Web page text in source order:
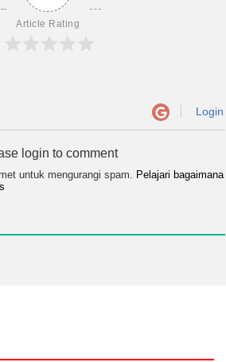
Article Rating
Login
login to comment
untuk mengurangi spam. Pelajari bagaimana